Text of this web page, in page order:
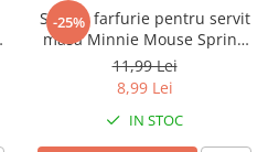
-25%
Suport farfurie pentru servit
masa Minnie Mouse Spring
Look, 43x28 cm
11,99 Lei
8,99 Lei
IN STOC